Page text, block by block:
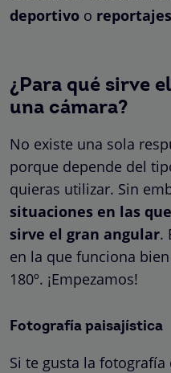
deportivo o
¿Para qué sirve
una cámara?
No existe una sola
porque depende del
quieras utilizar. Sin
situaciones en las
sirve el gran angular.
en la que funciona
180º. ¡Empezamos!
Fotografía paisajística
Si te gusta la fotografía